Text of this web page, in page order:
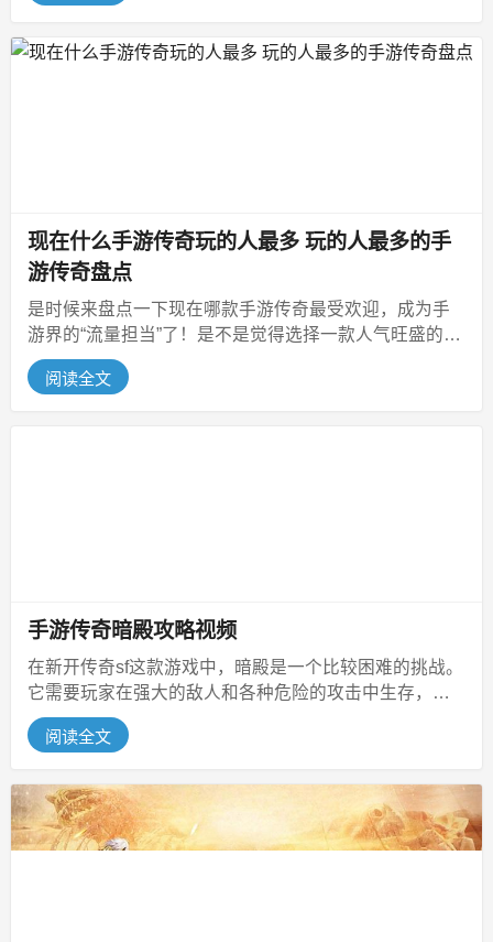
现在什么手游传奇玩的人最多 玩的人最多的手
游传奇盘点
是时候来盘点一下现在哪款手游传奇最受欢迎，成为手
游界的“流量担当”了！是不是觉得选择一款人气旺盛的手
游传奇，就像选对了一个潮流风...
阅读全文
手游传奇暗殿攻略视频
在新开传奇sf这款游戏中，暗殿是一个比较困难的挑战。
它需要玩家在强大的敌人和各种危险的攻击中生存，并
且需要找到正确的策略才能通过...
阅读全文